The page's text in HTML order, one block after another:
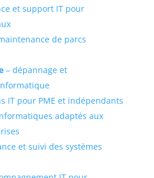
et support IT pour
de parcs
– dépannage et
IT pour PME et indépendants
adaptés aux
et suivi des systèmes